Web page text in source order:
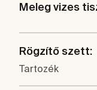
Meleg vizes
Rögzítő szett:
Tartozék